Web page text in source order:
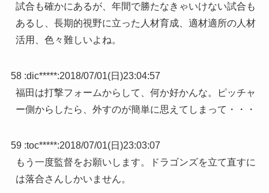
試合も確かにあるが、年間で勝たなきゃいけない試合も
あるし、長期的視野に立った人材育成、適材適所の人材
活用、色々難しいよね。
58 :dic*****:2018/07/01(日)23:04:57
福田は打撃フォームからして、何か好かんな。ピッチャ
ー側からしたら、外すのが簡単に思えてしまって・・・
59 :toc*****:2018/07/01(日)23:03:07
もう一度監督をお願いします。ドラゴンズを立て直すに
は落合さんしかいません。